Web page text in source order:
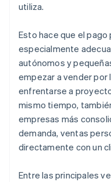
utiliza.
Esto hace que el
especialmente
autónomos y
empezar a vender
enfrentarse a
mismo tiempo,
empresas más
demanda, ventas
directamente con un
Entre las principales